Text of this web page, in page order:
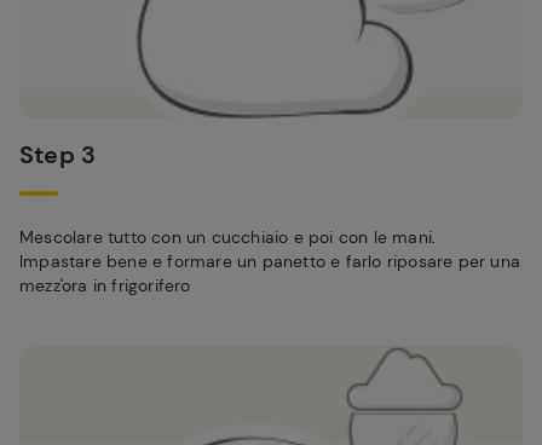
Step 3
Mescolare tutto con un cucchiaio e poi con le mani.
Impastare bene e formare un panetto e farlo riposare per una
mezz'ora in frigorifero